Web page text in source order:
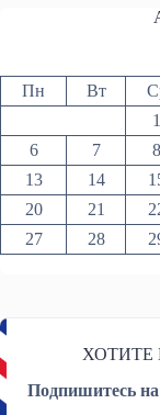
Пн Вт
1
6
7 8
13
14
20
21
27
28
ХОТИТЕ
Подпишитесь